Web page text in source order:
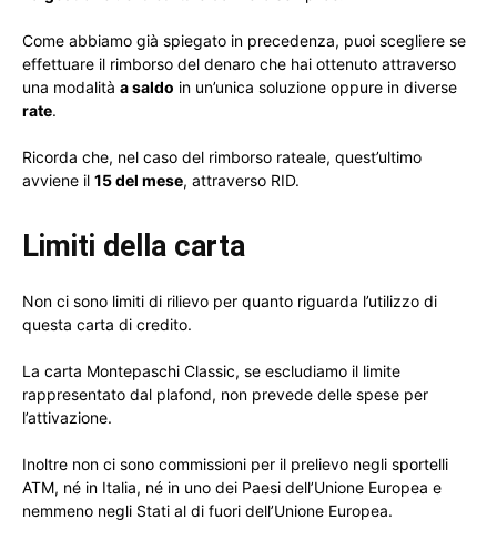
Come abbiamo già spiegato in precedenza, puoi scegliere se
effettuare il rimborso del denaro che hai ottenuto attraverso
una modalità a saldo in un’unica soluzione oppure in diverse
rate.
Ricorda che, nel caso del rimborso rateale, quest’ultimo
avviene il 15 del mese, attraverso RID.
Limiti della carta
Non ci sono limiti di rilievo per quanto riguarda l’utilizzo di
questa carta di credito.
La carta Montepaschi Classic, se escludiamo il limite
rappresentato dal plafond, non prevede delle spese per
l’attivazione.
Inoltre non ci sono commissioni per il prelievo negli sportelli
ATM, né in Italia, né in uno dei Paesi dell’Unione Europea e
nemmeno negli Stati al di fuori dell’Unione Europea.